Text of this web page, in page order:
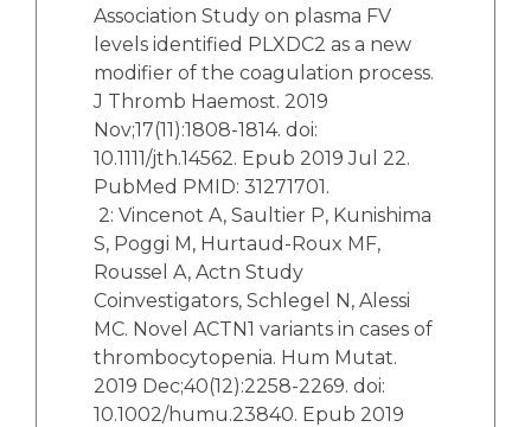
Association Study on plasma FV
levels identified PLXDC2 as a new
modifier of the coagulation process.
J Thromb Haemost. 2019
Nov;17(11):1808-1814. doi:
10.1111/jth.14562. Epub 2019 Jul 22.
PubMed PMID: 31271701.
2: Vincenot A, Saultier P, Kunishima
S, Poggi M, Hurtaud-Roux MF,
Roussel A, Actn Study
Coinvestigators, Schlegel N, Alessi
MC. Novel ACTN1 variants in cases of
thrombocytopenia. Hum Mutat.
2019 Dec;40(12):2258-2269. doi:
10.1002/humu.23840. Epub 2019